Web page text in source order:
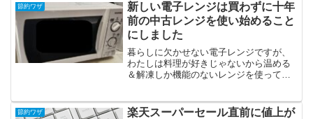
節約ワザ
新しい電子レンジは買わずに十年
前の中古レンジを使い始めること
にしました
暮らしに欠かせない電子レンジですが、
わたしは料理が好きじゃないから温める
＆解凍しか機能のないレンジを使って来
テーブルが好きです。シンプルな機能の
節約ワザ
楽天スーパーセール直前に値上が